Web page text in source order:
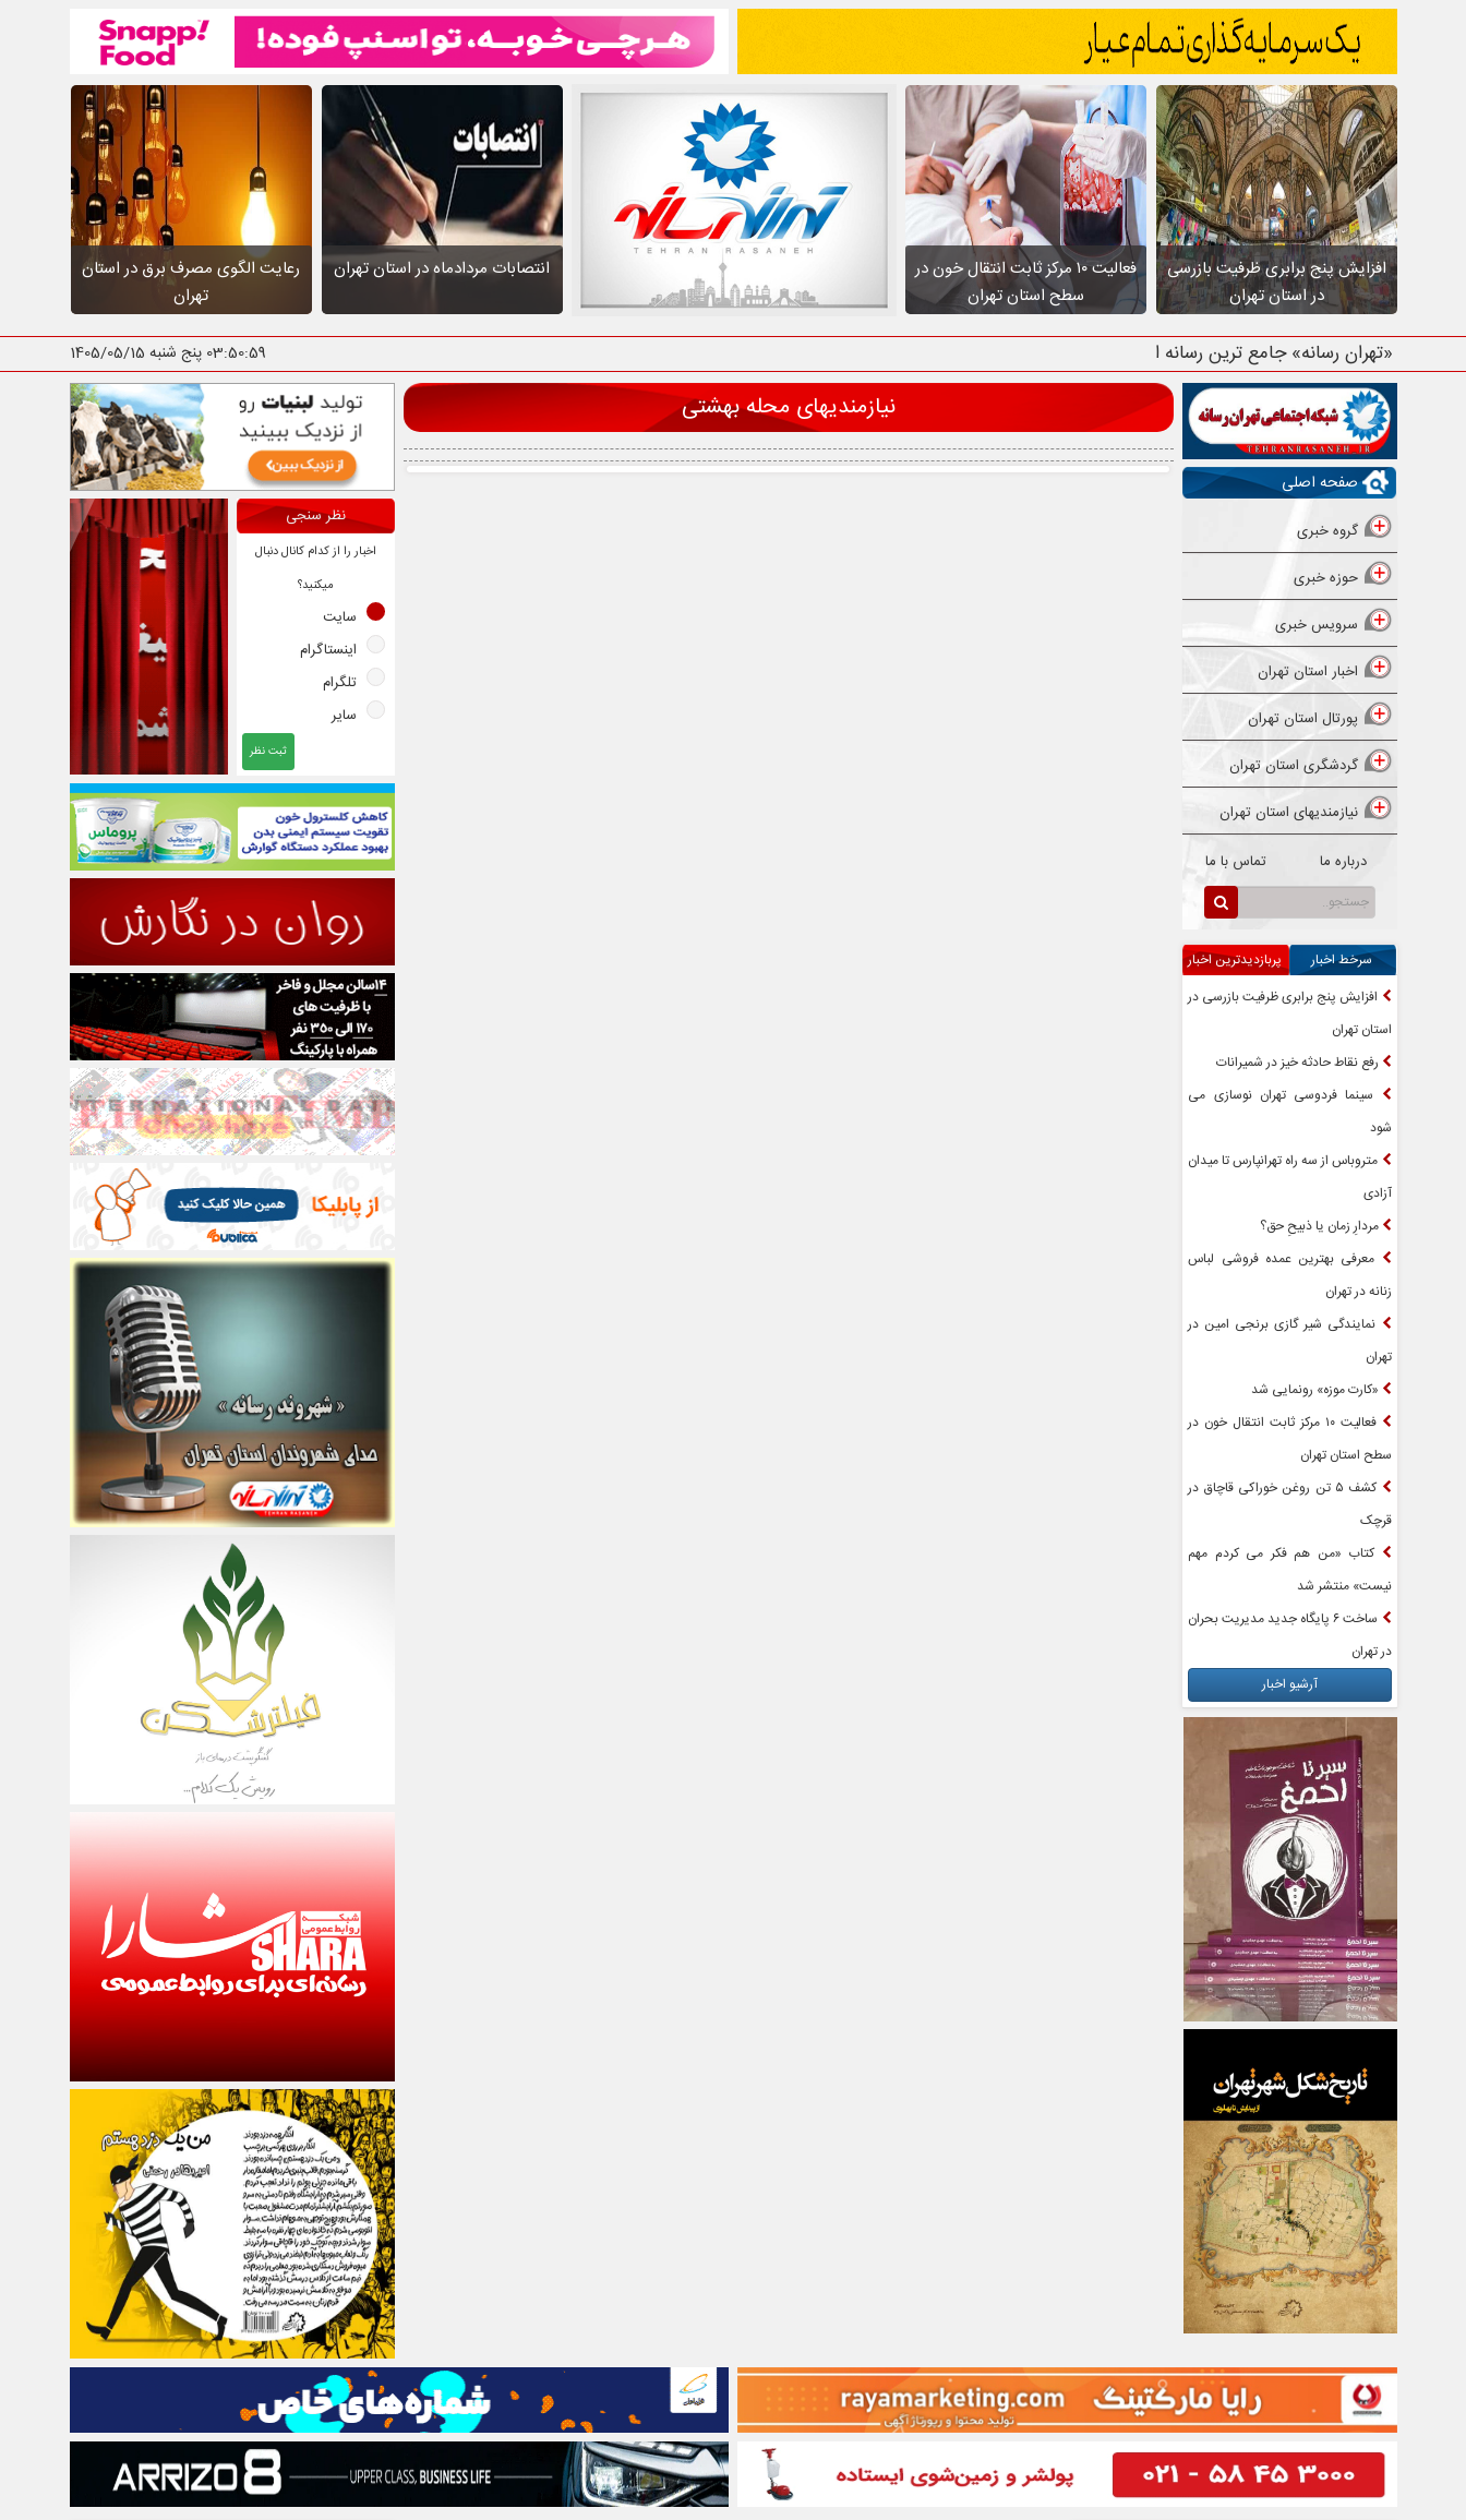
افزایش پنج برابری ظرفیت بازرسی
در استان تهران
فعالیت ۱۰ مرکز ثابت انتقال خون در
سطح استان تهران
انتصابات مردادماه در استان تهران
رعایت الگوی مصرف برق در استان
تهران
«تهران رسانه» جامع ترین رسانه استان تهر 03:51:00 پنج شنبه 1405/05/15
صفحه اصلی
گروه خبری
حوزه خبری
سرویس خبری
اخبار استان تهران
پورتال استان تهران
گردشگری استان تهران
نیازمندیهای استان تهران
درباره ما تماس با ما
سرخط اخبار
پربازدیدترین اخبار
افزایش پنج برابری ظرفیت بازرسی در
استان تهران
رفع نقاط حادثه خیز در شمیرانات
سینما فردوسی تهران نوسازی می
شود
متروباس از سه راه تهرانپارس تا میدان
آزادی
مردارِ زمان یا ذبیحِ حق؟
معرفی بهترین عمده فروشی لباس
زنانه در تهران
نمایندگی شیر گازی برنجی امین در
تهران
«کارت موزه» رونمایی شد
فعالیت ۱۰ مرکز ثابت انتقال خون در
سطح استان تهران
کشف ۵ تن روغن خوراکی قاچاق در
قرچک
کتاب «من هم فکر می کردم مهم
نیست» منتشر شد
ساخت ۶ پایگاه جدید مدیریت بحران
در تهران
آرشیو اخبار
نیازمندیهای محله بهشتی
نظر سنجی
اخبار را از کدام کانال دنبال
میکنید؟
سایت
اینستاگرام
تلگرام
سایر
ثبت نظر